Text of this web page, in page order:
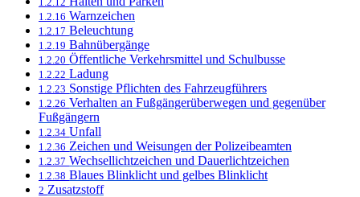
1.2.16 Warnzeichen
1.2.17 Beleuchtung
1.2.19 Bahnübergänge
1.2.20 Öffentliche Verkehrsmittel und Schulbusse
1.2.22 Ladung
1.2.23 Sonstige Pflichten des Fahrzeugführers
1.2.26 Verhalten an Fußgängerüberwegen und gegenüber
Fußgängern
1.2.34 Unfall
1.2.36 Zeichen und Weisungen der Polizeibeamten
1.2.37 Wechsellichtzeichen und Dauerlichtzeichen
1.2.38 Blaues Blinklicht und gelbes Blinklicht
2 Zusatzstoff